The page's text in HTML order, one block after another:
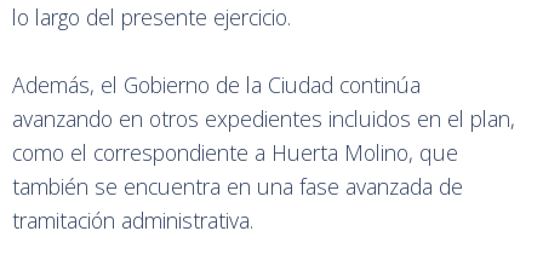
lo largo del presente ejercicio.
Además, el Gobierno de la Ciudad continúa
avanzando en otros expedientes incluidos en el plan,
como el correspondiente a Huerta Molino, que
también se encuentra en una fase avanzada de
tramitación administrativa.